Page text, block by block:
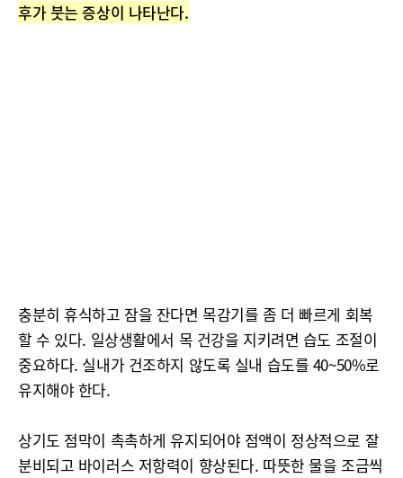
후가 붓는 증상이 나타난다.
충분히 휴식하고 잠을 잔다면 목감기를 좀 더 빠르게 회복
할 수 있다. 일상생활에서 목 건강을 지키려면 습도 조절이
중요하다. 실내가 건조하지 않도록 실내 습도를 40~50%로
유지해야 한다.
상기도 점막이 촉촉하게 유지되어야 점액이 정상적으로 잘
분비되고 바이러스 저항력이 향상된다. 따뜻한 물을 조금씩